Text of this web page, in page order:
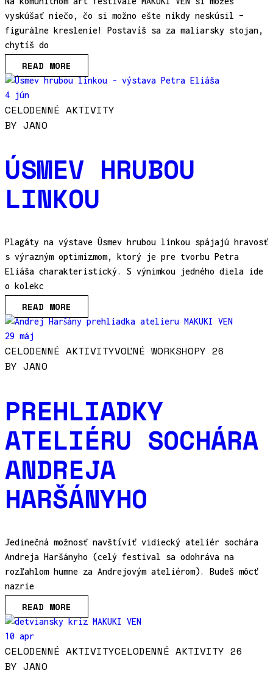
vyskúšať niečo, čo si možno ešte nikdy neskúsil –
figurálne kreslenie! Postavíš sa za maliarsky stojan,
chytíš do
READ MORE
4 jún
CELODENNÉ AKTIVITY
BY JANO
ÚSMEV HRUBOU
LINKOU
Plagáty na výstave Úsmev hrubou linkou spájajú hravosť
s výrazným optimizmom, ktorý je pre tvorbu Petra
Eliáša charakteristický. S výnimkou jedného diela ide
o kolekc
READ MORE
29 máj
CELODENNÉ AKTIVITYVOĽNÉ WORKSHOPY 26
BY JANO
PREHLIADKY
ATELIÉRU SOCHÁRA
ANDREJA
HARŠÁNYHO
Jedinečná možnosť navštíviť vidiecký ateliér sochára
Andreja Haršányho (celý festival sa odohráva na
rozľahlom humne za Andrejovým ateliérom). Budeš môcť
nazrie
READ MORE
10 apr
CELODENNÉ AKTIVITYCELODENNÉ AKTIVITY 26
BY JANO